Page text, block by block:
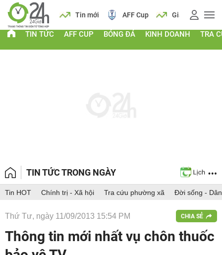
Lịch Tin mới AFF Cup Giá vàng
TIN TỨC AFF CUP BÓNG ĐÁ KINH DOANH TRA
TIN TỨC TRONG NGÀY
Tin HOT Chính trị - Xã hội Tra cứu phường xã Đời sống -
Thứ Tư, ngày 11/09/2013 15:54 PM CHIA SẺ
Thông tin mới nhất vụ chôn thuốc